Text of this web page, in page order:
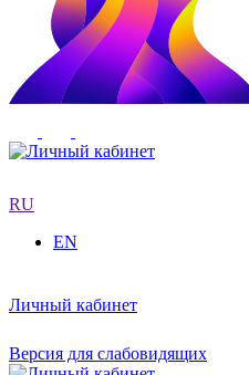
RU
EN
Личный кабинет
Версия для слабовидящих